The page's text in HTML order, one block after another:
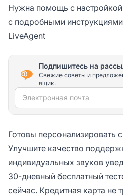
Нужна помощь с
с подробными
LiveAgent
Подпишитесь на
Свежие советы и
ящик.
Электронная почта
Готовы персонализировать
Улучшите качество
индивидуальных звуков
30-дневный бесплатный
сейчас. Кредитная карта не